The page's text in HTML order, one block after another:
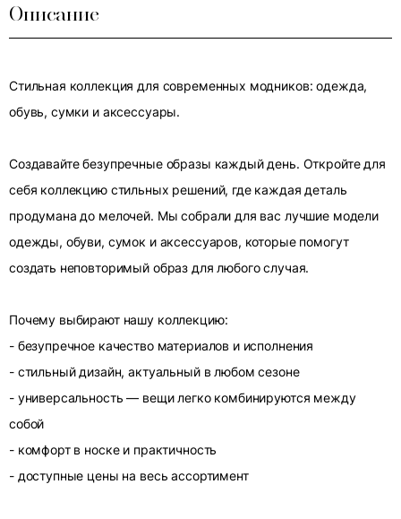
Описание
Стильная коллекция для современных модников: одежда,
обувь, сумки и аксессуары.
Создавайте безупречные образы каждый день. Откройте для
себя коллекцию стильных решений, где каждая деталь
продумана до мелочей. Мы собрали для вас лучшие модели
одежды, обуви, сумок и аксессуаров, которые помогут
создать неповторимый образ для любого случая.
Почему выбирают нашу коллекцию:
- безупречное качество материалов и исполнения
- стильный дизайн, актуальный в любом сезоне
- универсальность — вещи легко комбинируются между
собой
- комфорт в носке и практичность
- доступные цены на весь ассортимент